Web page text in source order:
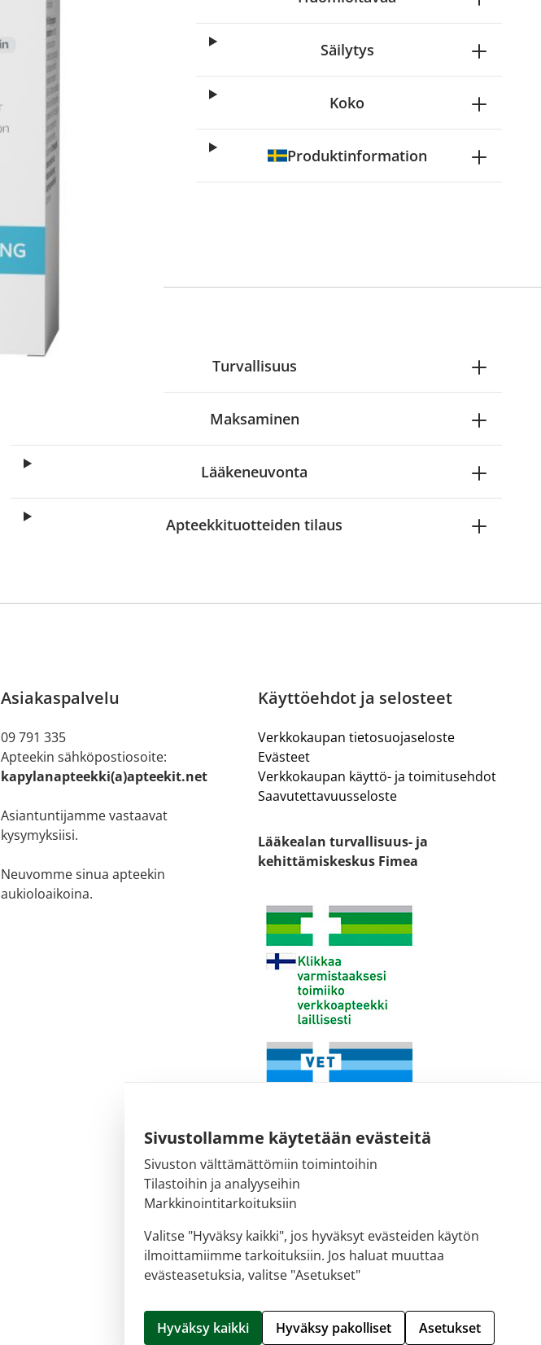
Sivustollamme käytetään evästeitä
Sivuston välttämättömiin toimintoihin
Tilastoihin ja analyyseihin
Markkinointitarkoituksiin
Valitse "Hyväksy kaikki", jos hyväksyt evästeiden käytön
ilmoittamiimme tarkoituksiin. Jos haluat muuttaa
evästeasetuksia, valitse "Asetukset"
Hyväksy kaikki Hyväksy pakolliset Asetukset
Säilytys
Koko
Produktinformation
Turvallisuus
Maksaminen
Lääkeneuvonta
Apteekkituotteiden tilaus
Asiakaspalvelu
09 791 335
Apteekin sähköpostiosoite:
kapylanapteekki(a)apteekit.net
Asiantuntijamme vastaavat
kysymyksiisi.
Neuvomme sinua apteekin
aukioloaikoina.
Käyttöehdot ja selosteet
Verkkokaupan tietosuojaseloste
Evästeet
Verkkokaupan käyttö- ja toimitusehdot
Saavutettavuusseloste
Lääkealan turvallisuus- ja
kehittämiskeskus Fimea
Fimean sähköpostiosoite:
Fimean vaihde:
029 522 3341
Hallitse evästeitä